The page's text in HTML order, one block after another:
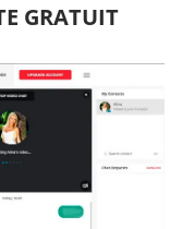
GRATUIT